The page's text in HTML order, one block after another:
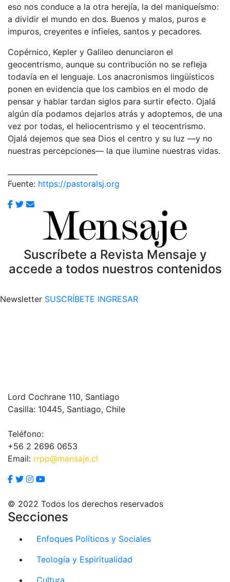
eso nos conduce a la otra herejía, la del maniqueísmo:
a dividir el mundo en dos. Buenos y malos, puros e
impuros, creyentes e infieles, santos y pecadores.
Copérnico, Kepler y Galileo denunciaron el
geocentrismo, aunque su contribución no se refleja
todavía en el lenguaje. Los anacronismos lingüísticos
ponen en evidencia que los cambios en el modo de
pensar y hablar tardan siglos para surtir efecto. Ojalá
algún día podamos dejarlos atrás y adoptemos, de una
vez por todas, el heliocentrismo y el teocentrismo.
Ojalá dejemos que sea Dios el centro y su luz —y no
nuestras percepciones— la que ilumine nuestras vidas.
Fuente: https://pastoralsj.org
Suscríbete a Revista Mensaje y
accede a todos nuestros contenidos
Newsletter SUSCRÍBETE INGRESAR
Lord Cochrane 110, Santiago
Casilla: 10445, Santiago, Chile
Teléfono:
+56 2 2696 0653
Email: rrpp@mensaje.cl
© 2022 Todos los derechos reservados
Secciones
Enfoques Políticos y Sociales
Teología y Espiritualidad
Cultura